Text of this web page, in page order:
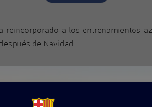
reincorporado a los entrenamientos
de Navidad.